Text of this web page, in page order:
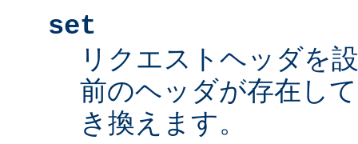
set
リクエストヘッダを
前のヘッダが存在し
き換えます。